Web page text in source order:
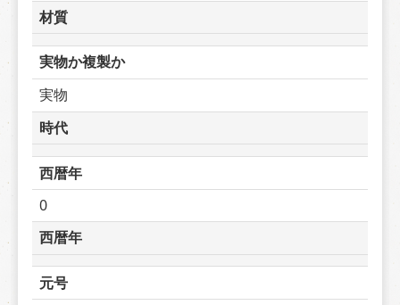
材質
実物か複製か
実物
時代
西暦年
0
西暦年
元号